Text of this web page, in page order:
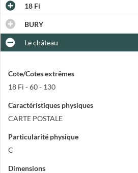
18 Fi
BURY
Le château
Cote/Cotes extrêmes
18 Fi - 60 - 130
Caractéristiques physiques
CARTE POSTALE
Particularité physique
C
Dimensions